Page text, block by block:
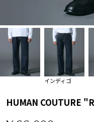
インディゴ
HUMAN COUTURE